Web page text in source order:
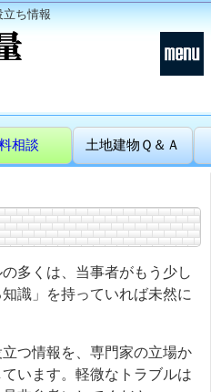
立ち情報
相談 土地建物Ｑ＆Ａ
多くは、当事者がもう少し
識」を持っていれば未然に
つ情報を、専門家の立場か
います。軽微なトラブルは